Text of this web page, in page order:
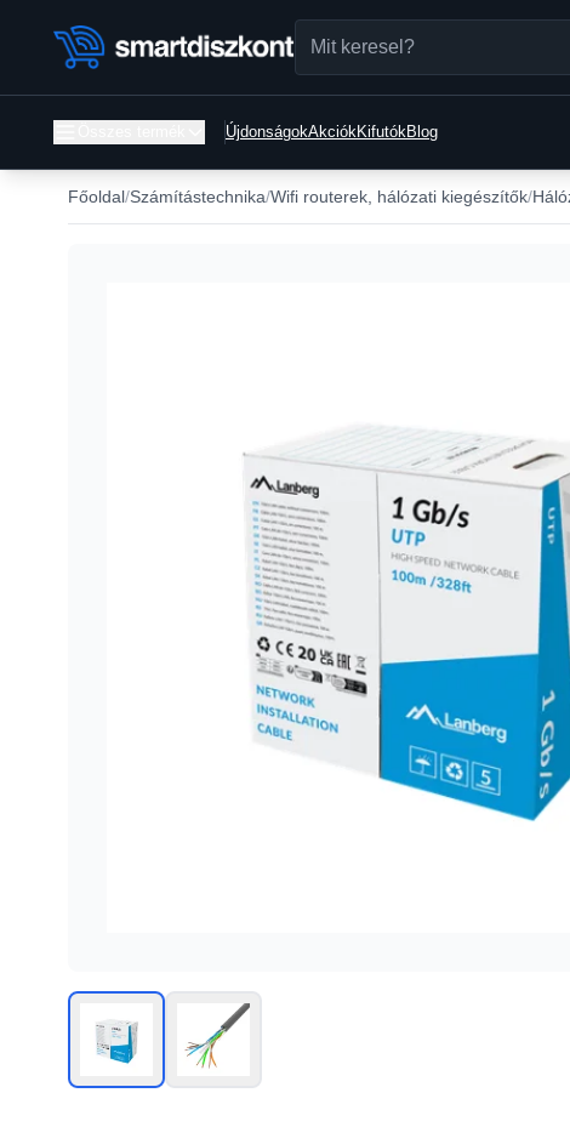
ÚjdonságokAkciókKifutókBlog
Főoldal Számítástechnika Wifi routerek, hálózati kiegészítők